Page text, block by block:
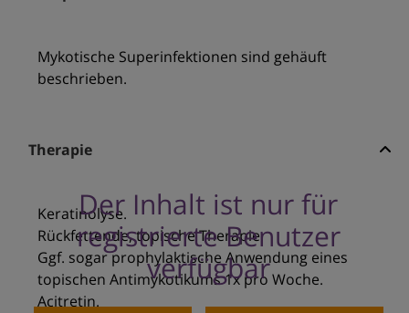
Mykotische Superinfektionen sind gehäuft
beschrieben.
Therapie
Der Inhalt ist nur für
registrierte Benutzer
verfügbar
Keratinolyse.
Rückfettende, topische Therapie.
Ggf. sogar prophylaktische Anwendung eines
topischen Antimykotikums 1x pro Woche.
Acitretin.